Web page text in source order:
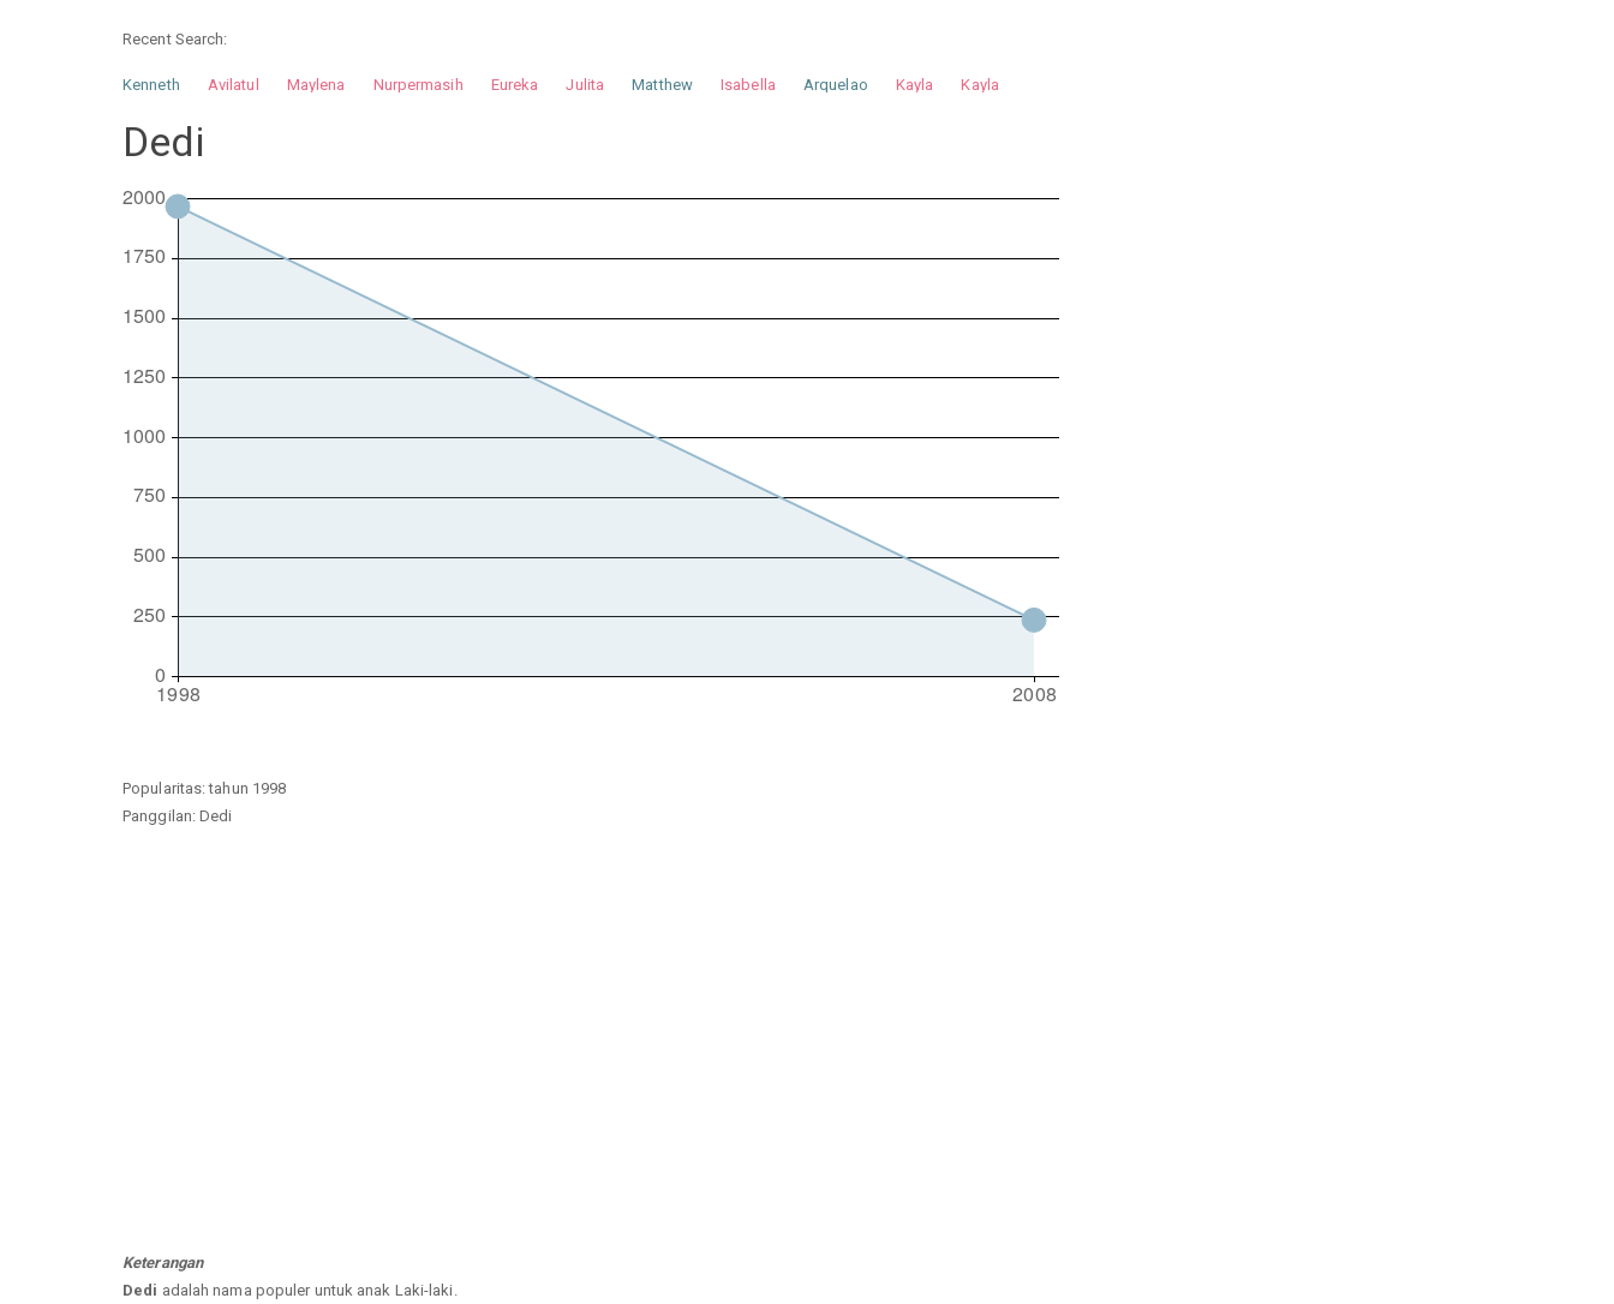
Recent Search:
Kenneth Avilatul Maylena Nurpermasih Eureka Julita Matthew Isabella Arquelao Kayla
Kayla
Dedi
Popularitas: tahun 1998
Panggilan: Dedi
Keterangan
Dedi adalah nama populer untuk anak Laki-laki.